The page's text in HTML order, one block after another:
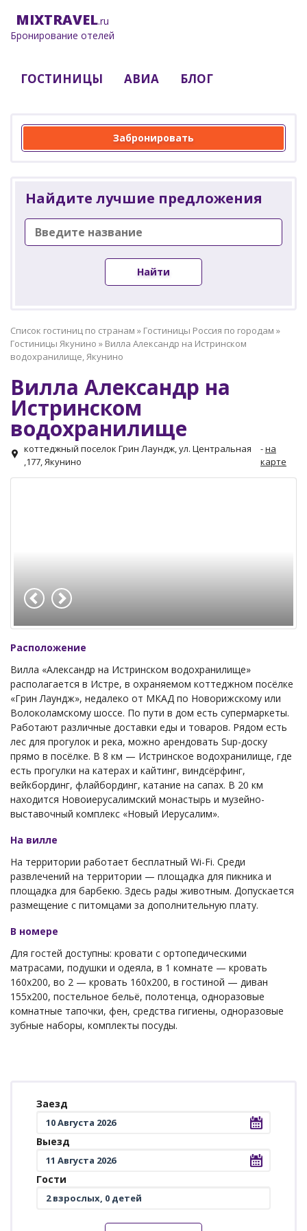
MIXTRAVEL.ru
Бронирование отелей
ГОСТИНИЦЫ АВИА БЛОГ
Забронировать
Найдите лучшие предложения
Найти
Список гостиниц по странам » Гостиницы Россия по городам »
Гостиницы Якунино » Вилла Александр на Истринском
водохранилище, Якунино
Вилла Александр на
Истринском
водохранилище
коттеджный поселок Грин Лаундж, ул. Центральная
,177, Якунино
-на
карте
Расположение
Вилла «Александр на Истринском водохранилище»
располагается в Истре, в охраняемом коттеджном посёлке
«Грин Лаундж», недалеко от МКАД по Новорижскому или
Волоколамскому шоссе. По пути в дом есть супермаркеты.
Работают различные доставки еды и товаров. Рядом есть
лес для прогулок и река, можно арендовать Sup-доску
прямо в посёлке. В 8 км — Истринское водохранилище, где
есть прогулки на катерах и кайтинг, виндсёрфинг,
вейкбординг, флайбординг, катание на сапах. В 20 км
находится Новоиерусалимский монастырь и музейно-
выставочный комплекс «Новый Иерусалим».
На вилле
На территории работает бесплатный Wi-Fi. Среди
развлечений на территории — площадка для пикника и
площадка для барбекю. Здесь рады животным. Допускается
размещение с питомцами за дополнительную плату.
В номере
Для гостей доступны: кровати с ортопедическими
матрасами, подушки и одеяла, в 1 комнате — кровать
160х200, во 2 — кровать 160х200, в гостиной — диван
155х200, постельное бельё, полотенца, одноразовые
комнатные тапочки, фен, средства гигиены, одноразовые
зубные наборы, комплекты посуды.
Заезд
Выезд
Гости